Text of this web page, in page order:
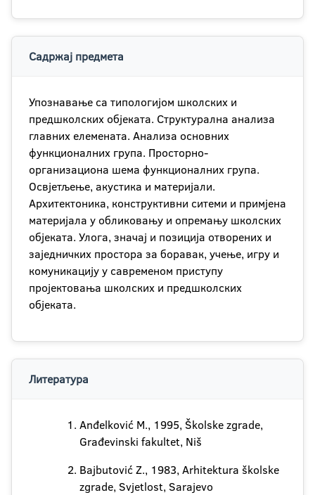
Садржај предмета
Упознавање са типологијом школских и
предшколских објеката. Структурална анализа
главних елемената. Анализа основних
функционалних група. Просторно-
организациона шема функционалних група.
Освјетљење, акустика и материјали.
Архитектоника, конструктивни ситеми и примјена
материјала у обликовању и опремању школских
објеката. Улога, значај и позиција отворених и
заједничких простора за боравак, учење, игру и
комуникацију у савременом приступу
пројектовања школских и предшколских
објеката.
Литература
Anđelković M., 1995, Školske zgrade,
Građevinski fakultet, Niš
Bajbutović Z., 1983, Arhitektura školske
zgrade, Svjetlost, Sarajevo